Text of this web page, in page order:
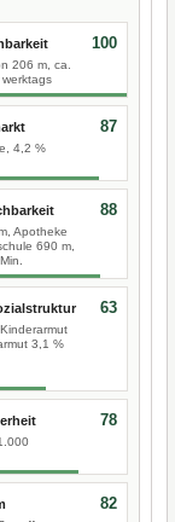
206 m, ca.
100
4,2 %
87
Apotheke
690 m,
88
3,1 %
63
78
82